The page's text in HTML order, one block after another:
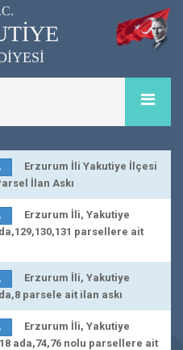
Erzurum İli Yakutiye İlçesi
İlan Askı
Erzurum İli, Yakutiye
parsellere ait
Erzurum İli, Yakutiye
parsele ait ilan askı
Erzurum İli, Yakutiye
ada,74,76 nolu parsellere ait